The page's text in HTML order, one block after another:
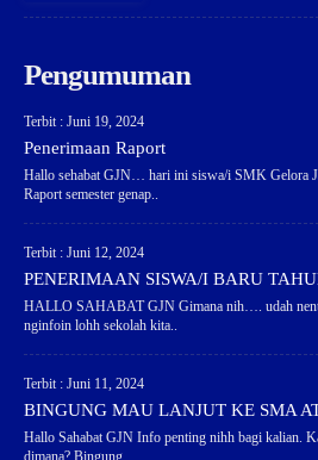
Pengumuman
Terbit : Juni 19, 2024
Penerimaan Raport
Hallo sehabat GJN… hari ini siswa/i SMK Gelora
Raport semester genap..
Terbit : Juni 12, 2024
PENERIMAAN SISWA/I BARU
HALLO SAHABAT GJN Gimana nih…. udah
nginfoin lohh sekolah kita..
Terbit : Juni 11, 2024
BINGUNG MAU LANJUT KE SMA
Hallo Sahabat GJN Info penting nihh bagi kalian.
dimana? Bingung..